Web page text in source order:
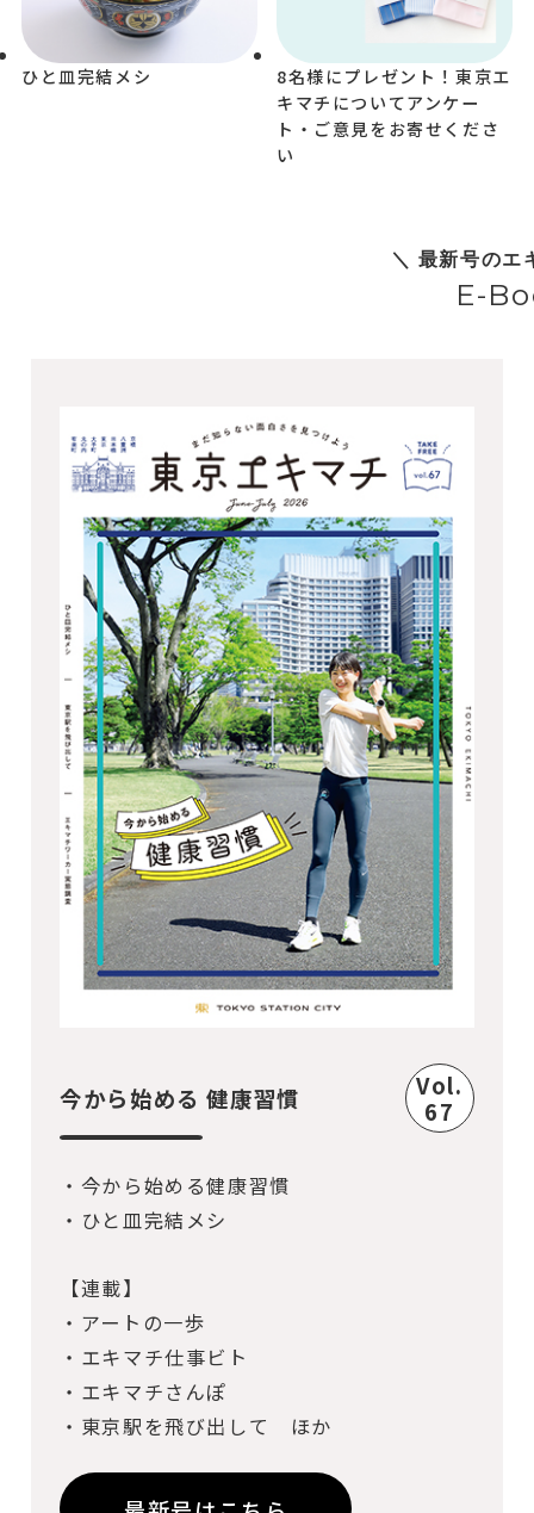
ひと皿完結メシ
8名様にプレゼント！東京エ
キマチについてアンケー
ト・ご意見をお寄せくださ
い
＼ 最新号のエ
E-
今から始める 健康習慣
Vol.
67
・今から始める健康習慣
・ひと皿完結メシ
【連載】
・アートの一歩
・エキマチ仕事ビト
・エキマチさんぽ
・東京駅を飛び出して ほか